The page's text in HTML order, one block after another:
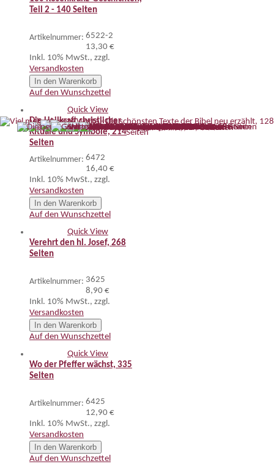
Teil 2 - 140 Seiten
Artikelnummer: 6522-2
13,30 €
Inkl. 10% MwSt., zzgl.
Versandkosten
In den Warenkorb
Auf den Wunschzettel
Quick View
Die Heilkraft christlicher
Rituale und Symbole, 214
Seiten
Artikelnummer: 6472
16,40 €
Inkl. 10% MwSt., zzgl.
Versandkosten
In den Warenkorb
Auf den Wunschzettel
Quick View
Verehrt den hl. Josef, 268
Seiten
Artikelnummer: 3625
8,90 €
Inkl. 10% MwSt., zzgl.
Versandkosten
In den Warenkorb
Auf den Wunschzettel
Quick View
Wo der Pfeffer wächst, 335
Seiten
Artikelnummer: 6425
12,90 €
Inkl. 10% MwSt., zzgl.
Versandkosten
In den Warenkorb
Auf den Wunschzettel